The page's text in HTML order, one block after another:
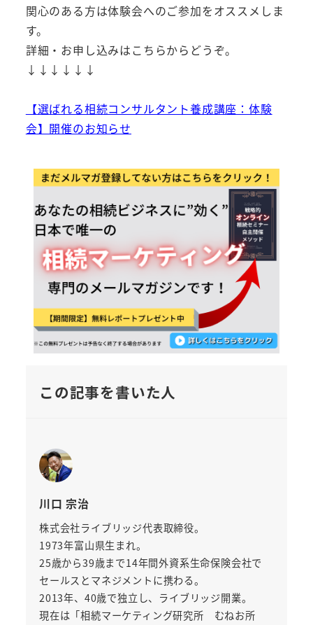
関心のある方は体験会へのご参加をオススメしま
す。
詳細・お申し込みはこちらからどうぞ。
↓↓↓↓↓↓
【選ばれる相続コンサルタント養成講座：体験
会】開催のお知らせ
この記事を書いた人
川口 宗治
株式会社ライブリッジ代表取締役。
1973年富山県生まれ。
25歳から39歳まで14年間外資系生命保険会社で
セールスとマネジメントに携わる。
2013年、40歳で独立し、ライブリッジ開業。
現在は「相続マーケティング研究所 むねお所